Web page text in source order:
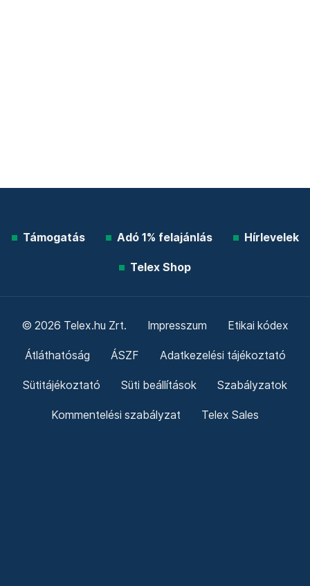
Támogatás Adó 1% felajánlás Hírlevelek
Telex Shop
© 2026 Telex.hu Zrt. Impresszum Etikai kódex
Átláthatóság ÁSZF Adatkezelési tájékoztató
Sütitájékoztató Süti beállítások Szabályzatok
Kommentelési szabályzat Telex Sales